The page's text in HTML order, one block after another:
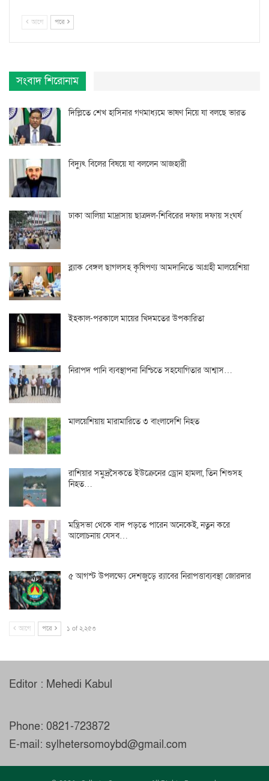
আগে পরে
সংবাদ শিরোনাম
দিল্লিতে শেখ হাসিনার গণমাধ্যমে ভাষণ নিয়ে যা বলছে ভারত
বিদ্যুৎ বিলের বিষয়ে যা বললেন আজহারী
ঢাকা আলিয়া মাদ্রাসায় ছাত্রদল-শিবিরের দফায় দফায় সংঘর্ষ
ব্ল্যাক বেঙ্গল ছাগলসহ কৃষিপণ্য আমদানিতে আগ্রহী মালয়েশিয়া
ইহকাল-পরকালে মায়ের খিদমতের উপকারিতা
নিরাপদ পানি ব্যবস্থাপনা নিশ্চিতে সহযোগিতার আশ্বাস…
মালয়েশিয়ায় মারামারিতে ৩ বাংলাদেশি নিহত
রাশিয়ার সমুদ্রসৈকতে ইউক্রেনের ড্রোন হামলা, তিন শিশুসহ
নিহত…
মন্ত্রিসভা থেকে বাদ পড়তে পারেন অনেকেই, নতুন করে
আলোচনায় যেসব…
৫ আগস্ট উপলক্ষ্যে দেশজুড়ে র‌্যাবের নিরাপত্তাব্যবস্থা জোরদার
আগে পরে ১ of ২,২৫৩
Editor : Mehedi Kabul
Phone: 0821-723872
E-mail: sylhetersomoybd@gmail.com